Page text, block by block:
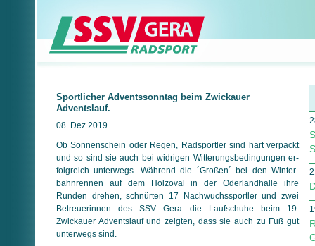
Sportlicher Adventssonntag beim Zwickauer
Adventslauf.
08. Dez 2019
Ob Sonnenschein oder Regen, Radsportler sind hart verpackt
und so sind sie auch bei widrigen Witterungsbedingungen er­
folg­reich unterwegs. Während die ´Großen´ bei den Win­ter­
bahn­ren­nen auf dem Holzoval in der Oderlandhalle ihre
Runden drehen, schnürten 17 Nachwuchssportler und zwei
Betreuerinnen des SSV Gera die Laufschuhe beim 19.
Zwickauer Adventslauf und zeigten, dass sie auch zu Fuß gut
unterwegs sind.